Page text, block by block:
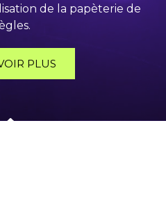
de la papèterie de
PLUS